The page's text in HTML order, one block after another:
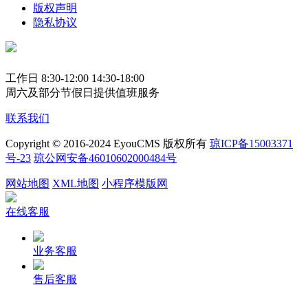
版权声明
隐私协议
工作日 8:30-12:00 14:30-18:00
周六及部分节假日提供值班服务
联系我们
Copyright © 2016-2024 EyouCMS 版权所有 琼ICP备15003371
号-23 琼公网安备46010602000484号
网站地图 XML地图 小程序模版网
在线客服
业务客服
售后客服